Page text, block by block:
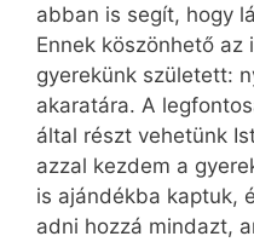
abban is segít, hogy
Ennek köszönhető az
gyerekünk született:
akaratára. A
által részt vehetünk
azzal kezdem a
is ajándékba kaptuk,
adni hozzá mindazt,